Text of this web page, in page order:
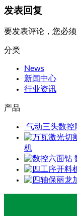
发表回复
要发表评论，您必
分类
News
新闻中心
行业资讯
产品
气动三头数控
机